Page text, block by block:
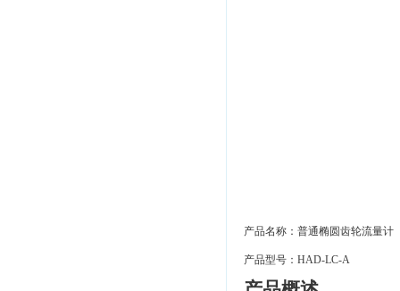
产品名称：普通椭圆齿轮流量计
产品型号：HAD-LC-A